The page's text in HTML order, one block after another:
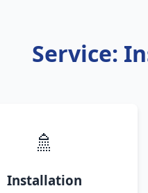
Service:
🚿
Installation